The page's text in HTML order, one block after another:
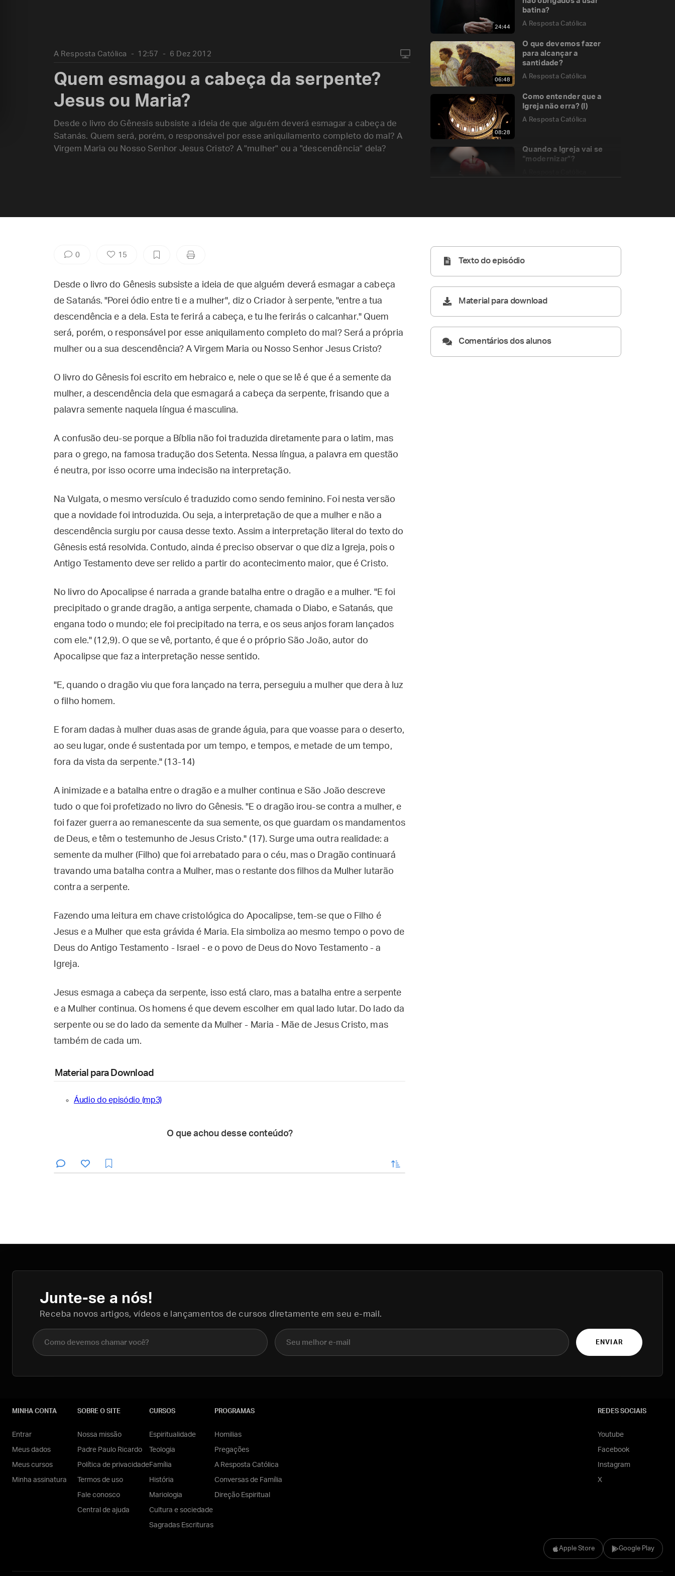
24:44
batina?
A Resposta Católica
06:48
O que devemos fazer
para alcançar a
santidade?
A Resposta Católica
08:28
Como entender que a
Igreja não erra? (I)
A Resposta Católica
Quando a Igreja vai se
“modernizar”?
A Resposta Católica 12:57 6 Dez 2012
Quem esmagou a cabeça da serpente?
Jesus ou Maria?
Desde o livro do Gênesis subsiste a ideia de que alguém deverá esmagar a cabeça de
Satanás. Quem será, porém, o responsável por esse aniquilamento completo do mal? A
Virgem Maria ou Nosso Senhor Jesus Cristo? A "mulher" ou a "descendência" dela?
0 15
Desde o livro do Gênesis subsiste a ideia de que alguém deverá esmagar a cabeça
de Satanás. "Porei ódio entre ti e a mulher", diz o Criador à serpente, "entre a tua
descendência e a dela. Esta te ferirá a cabeça, e tu lhe ferirás o calcanhar." Quem
será, porém, o responsável por esse aniquilamento completo do mal? Será a própria
mulher ou a sua descendência? A Virgem Maria ou Nosso Senhor Jesus Cristo?
O livro do Gênesis foi escrito em hebraico e, nele o que se lê é que é a semente da
mulher, a descendência dela que esmagará a cabeça da serpente, frisando que a
palavra semente naquela língua é masculina.
A confusão deu-se porque a Bíblia não foi traduzida diretamente para o latim, mas
para o grego, na famosa tradução dos Setenta. Nessa língua, a palavra em questão
é neutra, por isso ocorre uma indecisão na interpretação.
Na Vulgata, o mesmo versículo é traduzido como sendo feminino. Foi nesta versão
que a novidade foi introduzida. Ou seja, a interpretação de que a mulher e não a
descendência surgiu por causa desse texto. Assim a interpretação literal do texto do
Gênesis está resolvida. Contudo, ainda é preciso observar o que diz a Igreja, pois o
Antigo Testamento deve ser relido a partir do acontecimento maior, que é Cristo.
No livro do Apocalipse é narrada a grande batalha entre o dragão e a mulher. "E foi
precipitado o grande dragão, a antiga serpente, chamada o Diabo, e Satanás, que
engana todo o mundo; ele foi precipitado na terra, e os seus anjos foram lançados
com ele." (12,9). O que se vê, portanto, é que é o próprio São João, autor do
Apocalipse que faz a interpretação nesse sentido.
"E, quando o dragão viu que fora lançado na terra, perseguiu a mulher que dera à luz
o filho homem.
E foram dadas à mulher duas asas de grande águia, para que voasse para o deserto,
ao seu lugar, onde é sustentada por um tempo, e tempos, e metade de um tempo,
fora da vista da serpente." (13-14)
A inimizade e a batalha entre o dragão e a mulher continua e São João descreve
tudo o que foi profetizado no livro do Gênesis. "E o dragão irou-se contra a mulher, e
foi fazer guerra ao remanescente da sua semente, os que guardam os mandamentos
de Deus, e têm o testemunho de Jesus Cristo." (17). Surge uma outra realidade: a
semente da mulher (Filho) que foi arrebatado para o céu, mas o Dragão continuará
travando uma batalha contra a Mulher, mas o restante dos filhos da Mulher lutarão
contra a serpente.
Fazendo uma leitura em chave cristológica do Apocalipse, tem-se que o Filho é
Jesus e a Mulher que esta grávida é Maria. Ela simboliza ao mesmo tempo o povo de
Deus do Antigo Testamento - Israel - e o povo de Deus do Novo Testamento - a
Igreja.
Jesus esmaga a cabeça da serpente, isso está claro, mas a batalha entre a serpente
e a Mulher continua. Os homens é que devem escolher em qual lado lutar. Do lado da
serpente ou se do lado da semente da Mulher - Maria - Mãe de Jesus Cristo, mas
também de cada um.
Material para Download
Áudio do episódio (mp3)
O que achou desse conteúdo?
enviar
Texto do episódio
Material para download
Comentários dos alunos
Junte-se a nós!
Receba novos artigos, vídeos e lançamentos de cursos diretamente em seu e-mail.
Nome completo E-mail
ENVIAR
Apple Store Google Play
MINHA CONTA
Entrar
Meus dados
Meus cursos
Minha assinatura
SOBRE O SITE
Nossa missão
Padre Paulo Ricardo
Política de privacidade
Termos de uso
Fale conosco
Central de ajuda
CURSOS
Espiritualidade
Teologia
Família
História
Mariologia
Cultura e sociedade
Sagradas Escrituras
PROGRAMAS
Homilias
Pregações
A Resposta Católica
Conversas de Família
Direção Espiritual
REDES SOCIAIS
Youtube
Facebook
Instagram
X